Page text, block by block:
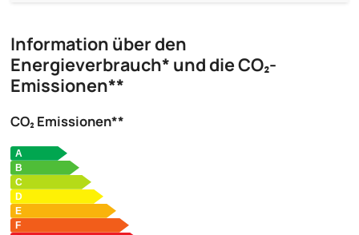
Information über den
Energieverbrauch* und die CO₂-
Emissionen**
CO₂ Emissionen**